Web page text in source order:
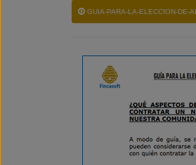
GUIA-PARA-LA-ELECCION-DE-